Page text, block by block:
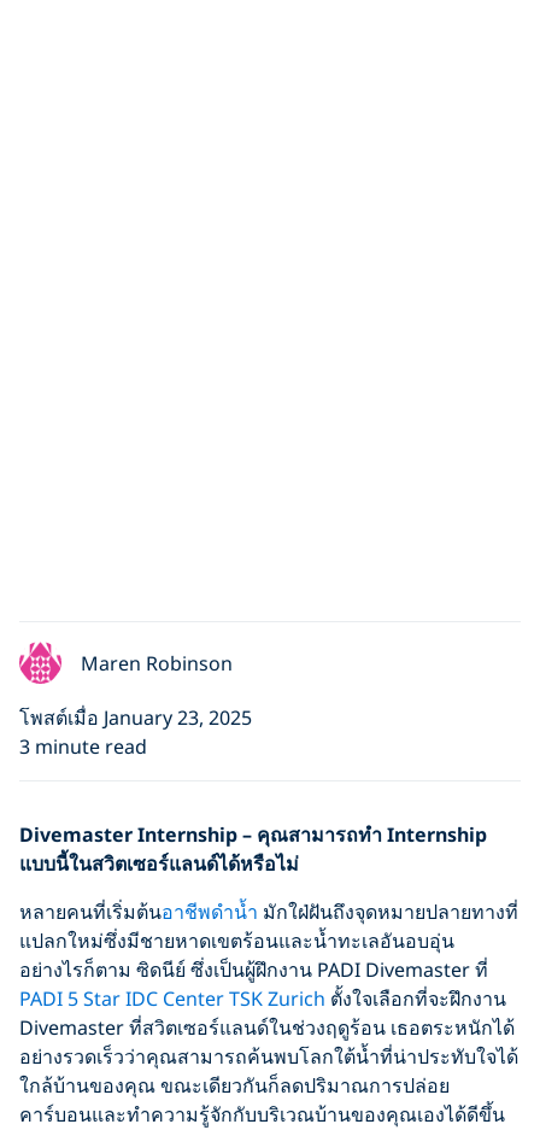
Maren Robinson
โพสต์เมื่อ January 23, 2025
3 minute read
Divemaster Internship – คุณสามารถทำ Internship
แบบนี้ในสวิตเซอร์แลนด์ได้หรือไม่
หลายคนที่เริ่มต้นอาชีพดำน้ำ มักใฝ่ฝันถึงจุดหมายปลายทางที่
แปลกใหม่ซึ่งมีชายหาดเขตร้อนและน้ำทะเลอันอบอุ่น
อย่างไรก็ตาม ซิดนีย์ ซึ่งเป็นผู้ฝึกงาน PADI Divemaster ที่
PADI 5 Star IDC Center TSK Zurich ตั้งใจเลือกที่จะฝึกงาน
Divemaster ที่สวิตเซอร์แลนด์ในช่วงฤดูร้อน เธอตระหนักได้
อย่างรวดเร็วว่าคุณสามารถค้นพบโลกใต้น้ำที่น่าประทับใจได้
ใกล้บ้านของคุณ ขณะเดียวกันก็ลดปริมาณการปล่อย
คาร์บอนและทำความรู้จักกับบริเวณบ้านของคุณเองได้ดีขึ้น